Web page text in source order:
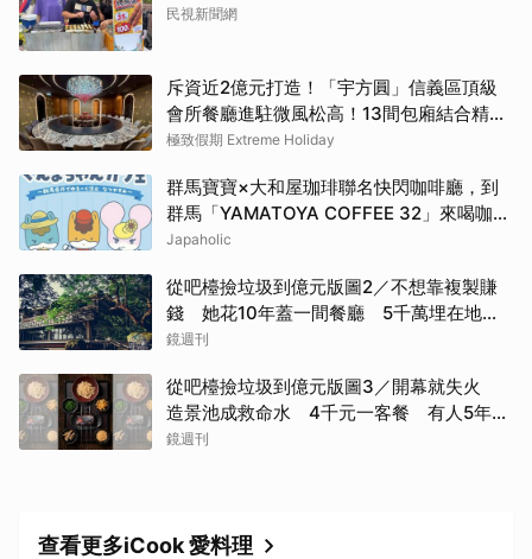
民視新聞網
斥資近2億元打造！「宇方圓」信義區頂級
會所餐廳進駐微風松高！13間包廂結合精緻
粵菜與社交娛樂
極致假期 Extreme Holiday
群馬寶寶×大和屋珈琲聯名快閃咖啡廳，到
群馬「YAMATOYA COFFEE 32」來喝咖啡
吧
Japaholic
從吧檯撿垃圾到億元版圖2／不想靠複製賺
錢 她花10年蓋一間餐廳 5千萬埋在地下
瀕臨破產
鏡週刊
從吧檯撿垃圾到億元版圖3／開幕就失火
造景池成救命水 4千元一客餐 有人5年吃
了50次
鏡週刊
查看更多iCook 愛料理